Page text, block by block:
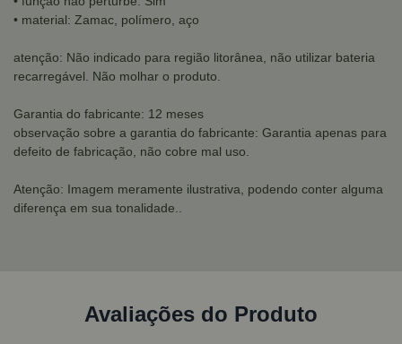
• material: Zamac, polímero, aço
atenção: Não indicado para região litorânea, não utilizar bateria
recarregável. Não molhar o produto.
Garantia do fabricante: 12 meses
observação sobre a garantia do fabricante: Garantia apenas para
defeito de fabricação, não cobre mal uso.
Atenção: Imagem meramente ilustrativa, podendo conter alguma
diferença em sua tonalidade..
Avaliações do Produto